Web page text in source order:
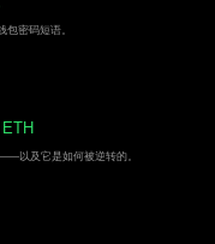
密码短语。
以及它是如何被逆转的。